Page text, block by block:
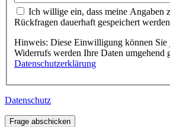
Ich willige ein, dass meine Angaben
Rückfragen dauerhaft gespeichert werden
Hinweis: Diese Einwilligung können Sie
Widerrufs werden Ihre Daten umgehend
Datenschutzerklärung
Datenschutz
Frage abschicken